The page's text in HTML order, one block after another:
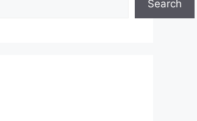
Search